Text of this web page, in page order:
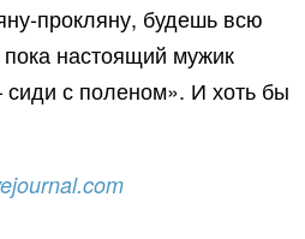
прокляну, будешь всю
настоящий мужик
с поленом». И хоть бы